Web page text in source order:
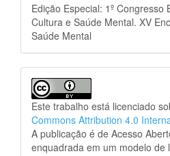
Edição Especial: 1º Congresso
Cultura e Saúde Mental. XV
Saúde Mental
Este trabalho está licenciado
Commons Attribution 4.0
A publicação é de Acesso
enquadrada em um modelo de